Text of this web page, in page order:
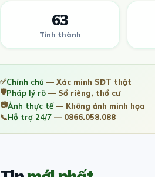
63
Tỉnh thành
✅Chính chủ — Xác minh SĐT thật
🛡️Pháp lý rõ — Sổ riêng, thổ cư
📷Ảnh thực tế— Không ảnh minh họa
📞Hỗ trợ 24/7 — 0866.058.088